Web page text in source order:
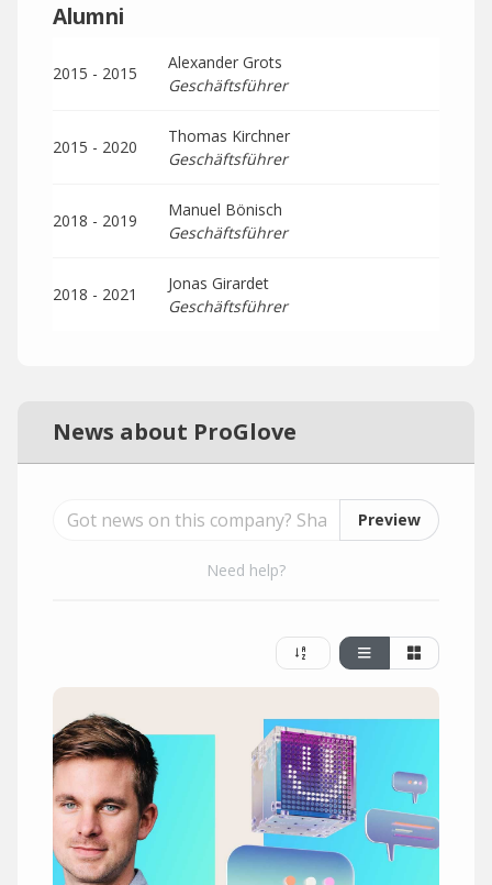
Alumni
2015 - 2015
Alexander Grots
Geschäftsführer
2015 - 2020
Thomas Kirchner
Geschäftsführer
2018 - 2019
Manuel Bönisch
Geschäftsführer
2018 - 2021
Jonas Girardet
Geschäftsführer
News about ProGlove
Preview
Need help?